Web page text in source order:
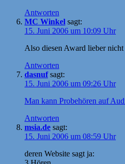
Antworten
MC Winkel sagt:
15. Juni 2006 um 10:09 Uhr
Also diesen Award lieber nicht
Antworten
dasnuf sagt:
15. Juni 2006 um 09:26 Uhr
Man kann Probehören auf
Antworten
msia.de sagt:
15. Juni 2006 um 08:59 Uhr
deren Website sagt ja: